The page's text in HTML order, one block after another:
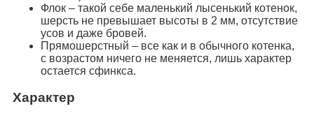
Флок – такой себе маленький лысенький котенок,
шерсть не превышает высоты в 2 мм, отсутствие
усов и даже бровей.
Прямошерстный – все как и в обычного котенка,
с возрастом ничего не меняется, лишь характер
остается сфинкса.
Характер